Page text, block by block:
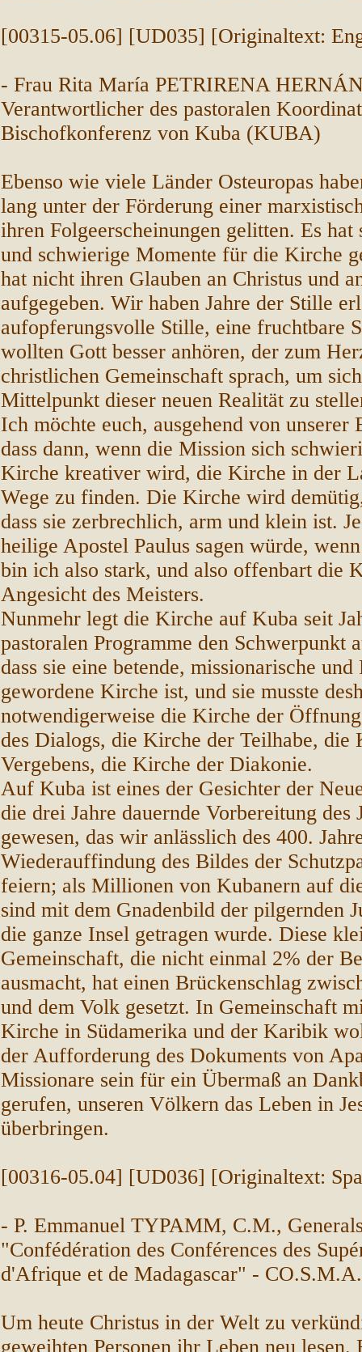
[00315-05.06] [UD035] [Originaltext:
- Frau Rita María PETRIRENA
Verantwortlicher des pastoralen
Bischofkonferenz von Kuba (KUBA)
Ebenso wie viele Länder Osteuropas
lang unter der Förderung einer
ihren Folgeerscheinungen gelitten. Es hat
und schwierige Momente für die Kirche
hat nicht ihren Glauben an Christus und
aufgegeben. Wir haben Jahre der Stille
aufopferungsvolle Stille, eine fruchtbare
wollten Gott besser anhören, der zum
christlichen Gemeinschaft sprach, um
Mittelpunkt dieser neuen Realität zu
Ich möchte euch, ausgehend von unserer
dass dann, wenn die Mission sich
Kirche kreativer wird, die Kirche in der
Wege zu finden. Die Kirche wird
dass sie zerbrechlich, arm und klein ist.
heilige Apostel Paulus sagen würde,
bin ich also stark, und also offenbart die
Angesicht des Meisters.
Nunmehr legt die Kirche auf Kuba seit
pastoralen Programme den Schwerpunkt
dass sie eine betende, missionarische und
gewordene Kirche ist, und sie musste
notwendigerweise die Kirche der
des Dialogs, die Kirche der Teilhabe, die
Vergebens, die Kirche der Diakonie.
Auf Kuba ist eines der Gesichter der
die drei Jahre dauernde Vorbereitung des
gewesen, das wir anlässlich des 400.
Wiederauffindung des Bildes der
feiern; als Millionen von Kubanern auf
sind mit dem Gnadenbild der pilgernden
die ganze Insel getragen wurde. Diese
Gemeinschaft, die nicht einmal 2% der
ausmacht, hat einen Brückenschlag
und dem Volk gesetzt. In Gemeinschaft
Kirche in Südamerika und der Karibik
der Aufforderung des Dokuments von
Missionare sein für ein Übermaß an
gerufen, unseren Völkern das Leben in
überbringen.
[00316-05.04] [UD036] [Originaltext:
- P. Emmanuel TYPAMM, C.M.,
"Confédération des Conférences des
d'Afrique et de Madagascar" -
Um heute Christus in der Welt zu
geweihten Personen ihr Leben neu lesen.